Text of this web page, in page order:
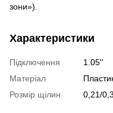
зони»).
Характеристики
Підключення
1.05''
Матеріал
Розмір щілин
0,21/